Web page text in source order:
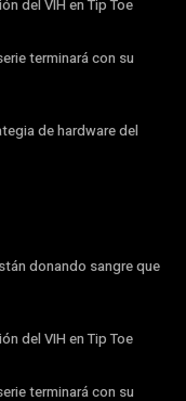
del VIH en Tip Toe
terminará con su
de hardware del
donando sangre que
del VIH en Tip Toe
terminará con su